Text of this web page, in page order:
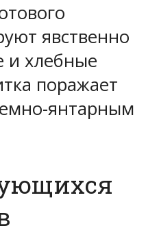
явственно
хлебные
поражает
янтарным